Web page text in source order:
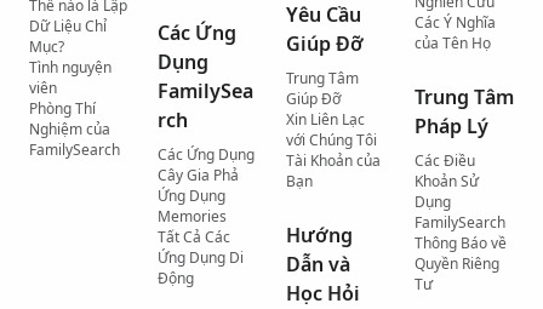
Thế nào là Lập
Dữ Liệu Chỉ
Mục?
Tình nguyện
viên
Phòng Thí
Nghiệm của
FamilySearch
Các Ứng
Dụng
FamilySea
rch
Các Ứng Dụng
Cây Gia Phả
Ứng Dụng
Memories
Tất Cả Các
Ứng Dụng Di
Động
Yêu Cầu
Giúp Đỡ
Trung Tâm
Giúp Đỡ
Xin Liên Lạc
với Chúng Tôi
Tài Khoản của
Bạn
Hướng
Dẫn và
Học Hỏi
Các Ý Nghĩa
của Tên Họ
Trung Tâm
Pháp Lý
Các Điều
Khoản Sử
Dụng
FamilySearch
Thông Báo về
Quyền Riêng
Tư